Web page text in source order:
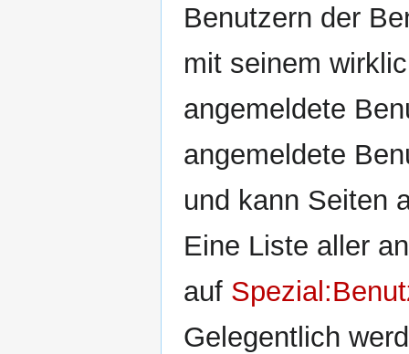
Benutzern der
mit seinem
angemeldete
angemeldete
und kann Seiten
Eine Liste aller
auf
Gelegentlich